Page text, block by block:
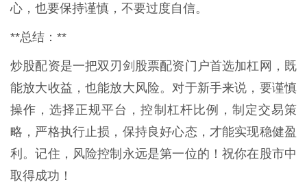
心，也要保持谨慎，不要过度自信。
**总结：**
炒股配资是一把双刃剑股票配资门户首选加杠网，既
能放大收益，也能放大风险。对于新手来说，要谨慎
操作，选择正规平台，控制杠杆比例，制定交易策
略，严格执行止损，保持良好心态，才能实现稳健盈
利。记住，风险控制永远是第一位的！祝你在股市中
取得成功！